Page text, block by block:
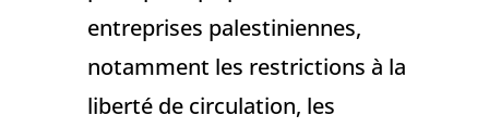
entreprises palestiniennes,
notamment les restrictions à la
liberté de circulation, les